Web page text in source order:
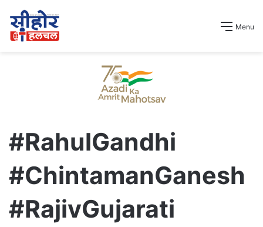
Menu
#RahulGandhi
#ChintamanGanesh
#RajivGujarati